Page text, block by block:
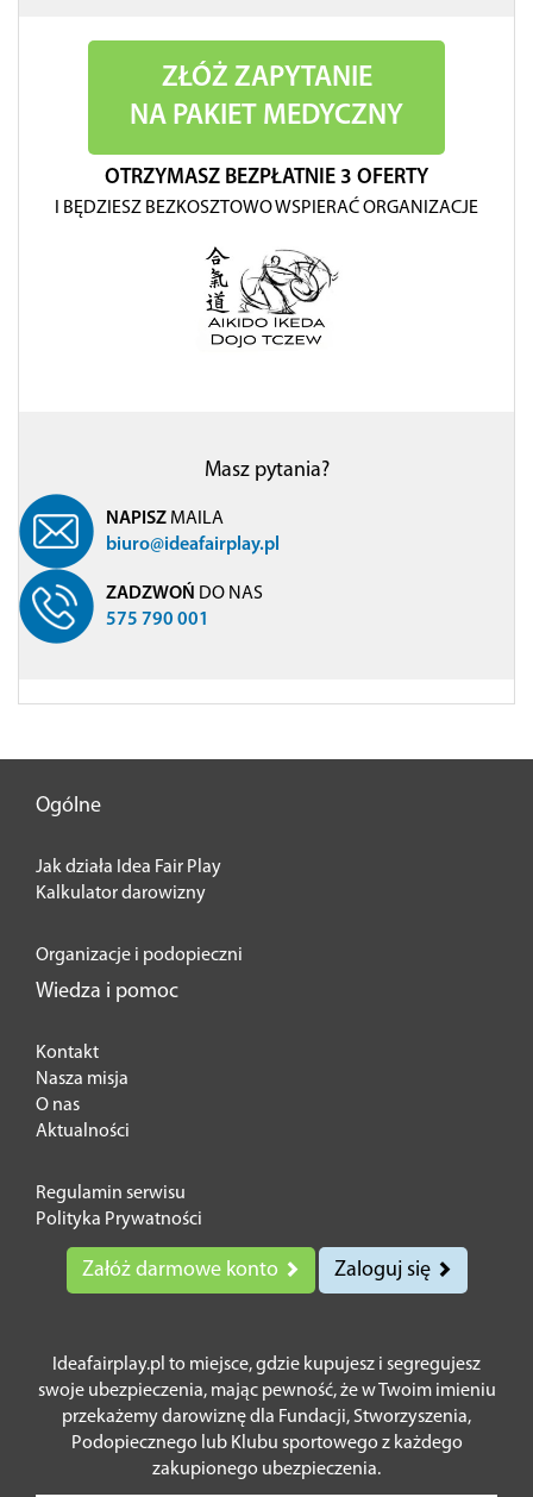
ZŁÓŻ ZAPYTANIE
NA PAKIET MEDYCZNY
OTRZYMASZ BEZPŁATNIE 3 OFERTY
I BĘDZIESZ BEZKOSZTOWO WSPIERAĆ ORGANIZACJE
Masz pytania?
NAPISZ MAILA
biuro@ideafairplay.pl
ZADZWOŃ DO NAS
575 790 001
Ogólne
Jak działa Idea Fair Play
Kalkulator darowizny
Organizacje i podopieczni
Wiedza i pomoc
Kontakt
Nasza misja
O nas
Aktualności
Regulamin serwisu
Polityka Prywatności
Załóż darmowe konto Zaloguj się
Ideafairplay.pl to miejsce, gdzie kupujesz i segregujesz
swoje ubezpieczenia, mając pewność, że w Twoim imieniu
przekażemy darowiznę dla Fundacji, Stworzyszenia,
Podopiecznego lub Klubu sportowego z każdego
zakupionego ubezpieczenia.